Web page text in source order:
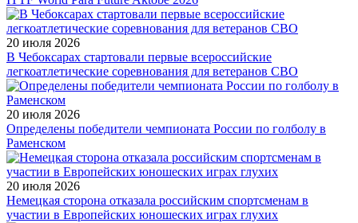
20 июля 2026
В Чебоксарах стартовали первые всероссийские
легкоатлетические соревнования для ветеранов СВО
20 июля 2026
Определены победители чемпионата России по голболу в
Раменском
20 июля 2026
Немецкая сторона отказала российским спортсменам в
участии в Европейских юношеских играх глухих